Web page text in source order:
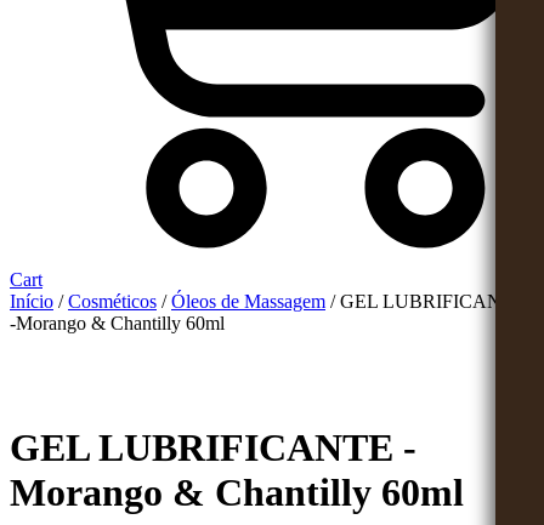
Cart
Início /Cosméticos /Óleos de Massagem / GEL LUBRIFICANTE
-Morango & Chantilly 60ml
GEL LUBRIFICANTE -
Morango & Chantilly 60ml